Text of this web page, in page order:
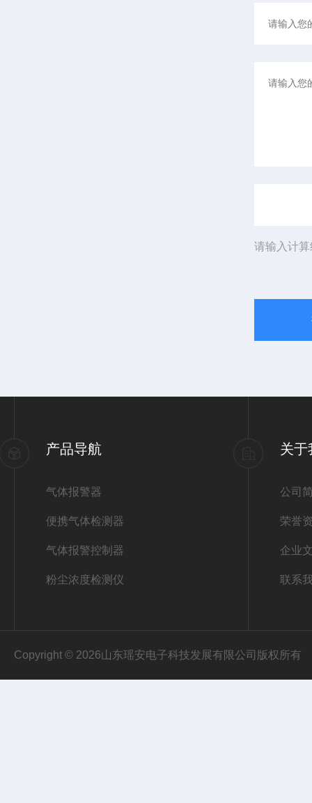
请输入计
产品导航
气体报警器
便携气体检测器
气体报警控制器
粉尘浓度检测仪
关于
公司
荣誉
企业
联系
Copyright © 2026山东瑶安电子科技发展有限公司版权所有